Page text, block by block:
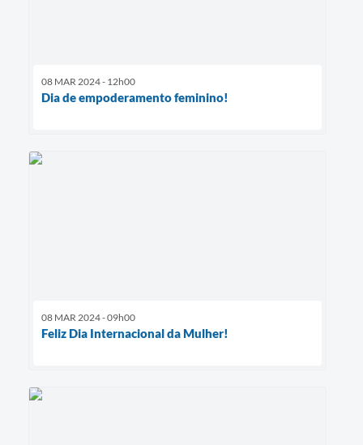
08 MAR 2024 - 12h00
Dia de empoderamento feminino!
08 MAR 2024 - 09h00
Feliz Dia Internacional da Mulher!